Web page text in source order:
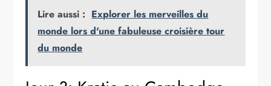
Lire aussi : Explorer les merveilles du
monde lors d'une fabuleuse croisière tour
du monde